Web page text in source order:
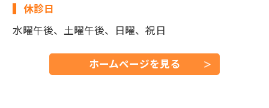
休診日
水曜午後、土曜午後、日曜、祝日
ホームページを見る